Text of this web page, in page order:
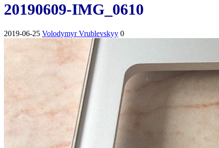
20190609-IMG_0610
2019-06-25 Volodymyr Vrublevskyy 0